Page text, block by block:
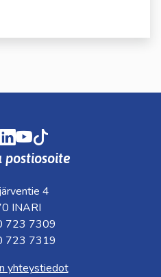
LinkedIn
Youtube
postiosoite
4
INARI
723 7309
723 7319
yhteystiedot